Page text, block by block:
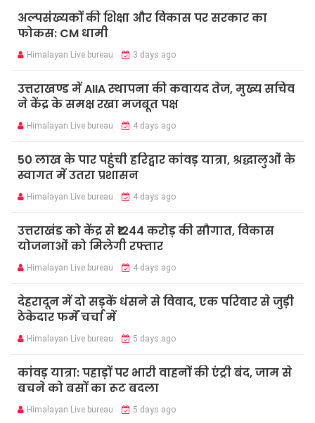
अल्पसंख्यकों की शिक्षा और विकास पर सरकार का
फोकस: CM धामी
Himalayan Live bureau 3 days ago
उत्तराखण्ड में AIIA स्थापना की कवायद तेज, मुख्य सचिव
ने केंद्र के समक्ष रखा मजबूत पक्ष
Himalayan Live bureau 4 days ago
50 लाख के पार पहुंची हरिद्वार कांवड़ यात्रा, श्रद्धालुओं के
स्वागत में उतरा प्रशासन
Himalayan Live bureau 4 days ago
उत्तराखंड को केंद्र से ₹1244 करोड़ की सौगात, विकास
योजनाओं को मिलेगी रफ्तार
Himalayan Live bureau 4 days ago
देहरादून में दो सड़कें धंसने से विवाद, एक परिवार से जुड़ी
ठेकेदार फर्में चर्चा में
Himalayan Live bureau 5 days ago
कांवड़ यात्रा: पहाड़ों पर भारी वाहनों की एंट्री बंद, जाम से
बचने को बसों का रूट बदला
Himalayan Live bureau 5 days ago